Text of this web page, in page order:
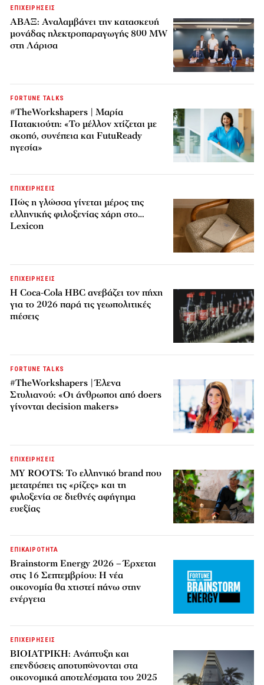
ΕΠΙΧΕΙΡΗΣΕΙΣ
ΑΒΑΞ: Αναλαμβάνει την κατασκευή
μονάδας ηλεκτροπαραγωγής 800 MW
στη Λάρισα
FORTUNE TALKS
#TheWorkshapers | Μαρία
Πατακιούτη: «Το μέλλον χτίζεται με
σκοπό, συνέπεια και FutuReady
ηγεσία»
ΕΠΙΧΕΙΡΗΣΕΙΣ
Πώς η γλώσσα γίνεται μέρος της
ελληνικής φιλοξενίας χάρη στο…
Lexicon
ΕΠΙΧΕΙΡΗΣΕΙΣ
Η Coca-Cola HBC ανεβάζει τον πήχη
για το 2026 παρά τις γεωπολιτικές
πιέσεις
FORTUNE TALKS
#TheWorkshapers | Έλενα
Στυλιανού: «Οι άνθρωποι από doers
γίνονται decision makers»
ΕΠΙΧΕΙΡΗΣΕΙΣ
MY ROOTS: Το ελληνικό brand που
μετατρέπει τις «ρίζες» και τη
φιλοξενία σε διεθνές αφήγημα
ευεξίας
ΕΠΙΚΑΙΡΟΤΗΤΑ
Brainstorm Energy 2026 – Έρχεται
στις 16 Σεπτεμβρίου: Η νέα
οικονομία θα χτιστεί πάνω στην
ενέργεια
ΕΠΙΧΕΙΡΗΣΕΙΣ
ΒΙΟΙΑΤΡΙΚΗ: Ανάπτυξη και
επενδύσεις αποτυπώνονται στα
οικονομικά αποτελέσματα του 2025